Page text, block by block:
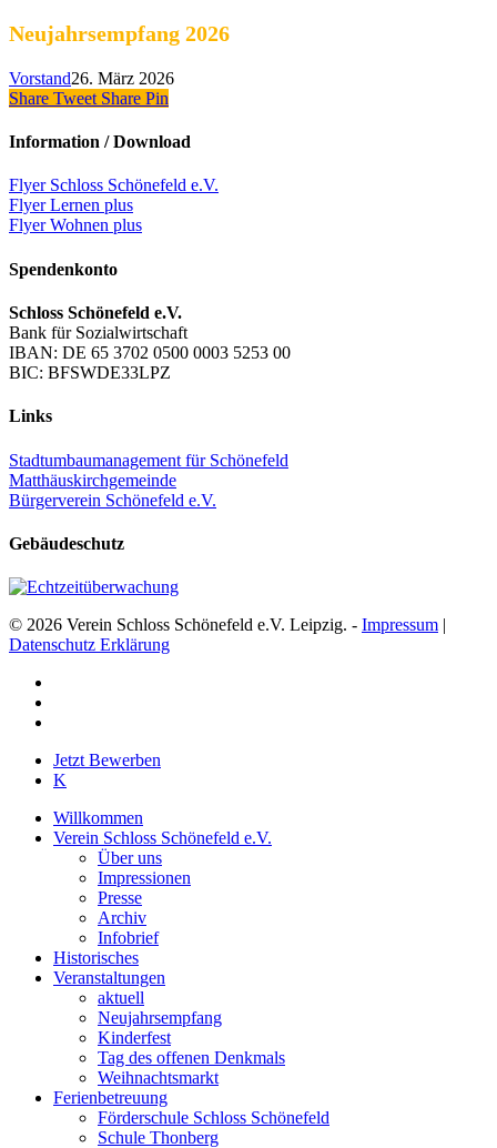
Neujahrsempfang 2026
Vorstand26. März 2026
Share Tweet Share Pin
Information / Download
Flyer Schloss Schönefeld e.V.
Flyer Lernen plus
Flyer Wohnen plus
Spendenkonto
Schloss Schönefeld e.V.
Bank für Sozialwirtschaft
IBAN: DE 65 3702 0500 0003 5253 00
BIC: BFSWDE33LPZ
Links
Stadtumbaumanagement für Schönefeld
Matthäuskirchgemeinde
Bürgerverein Schönefeld e.V.
Gebäudeschutz
© 2026 Verein Schloss Schönefeld e.V. Leipzig. - Impressum |
Datenschutz Erklärung
Close
Menu
Jetzt Bewerben
K
Willkommen
Verein Schloss Schönefeld e.V.
Über uns
Impressionen
Presse
Archiv
Infobrief
Historisches
Veranstaltungen
aktuell
Neujahrsempfang
Kinderfest
Tag des offenen Denkmals
Weihnachtsmarkt
Ferienbetreuung
Förderschule Schloss Schönefeld
Schule Thonberg